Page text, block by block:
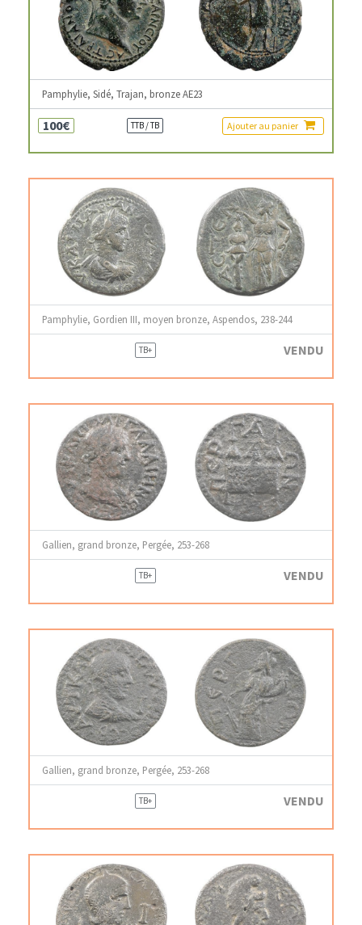
Pamphylie, Sidé, Trajan, bronze AE23
100€ TTB / TB Ajouter au panier
Pamphylie, Gordien III, moyen bronze, Aspendos, 238-244
TB+ VENDU
Gallien, grand bronze, Pergée, 253-268
TB+ VENDU
Gallien, grand bronze, Pergée, 253-268
TB+ VENDU